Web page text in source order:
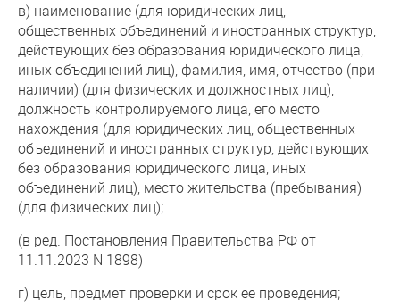
в) наименование (для юридических лиц,
общественных объединений и иностранных структур,
действующих без образования юридического лица,
иных объединений лиц), фамилия, имя, отчество (при
наличии) (для физических и должностных лиц),
должность контролируемого лица, его место
нахождения (для юридических лиц, общественных
объединений и иностранных структур, действующих
без образования юридического лица, иных
объединений лиц), место жительства (пребывания)
(для физических лиц);
(в ред. Постановления Правительства РФ от
11.11.2023 N 1898)
г) цель, предмет проверки и срок ее проведения;